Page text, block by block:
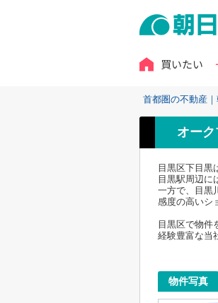
買いたい
首都圏の不動産
オー
目黒区下目黒
目黒駅周辺に
一方で、目黒
感度の高いシ
目黒区で物件
経験豊富な当
物件写真